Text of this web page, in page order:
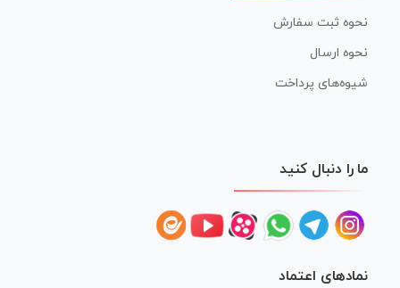
نحوه ثبت سفارش
نحوه ارسال
شیوه‌های پرداخت
ما را دنبال کنید
نمادهای اعتماد